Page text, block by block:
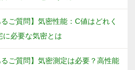
るご質問】気密性能：C値はどれく
に必要な気密とは
るご質問】気密測定は必要？高性能